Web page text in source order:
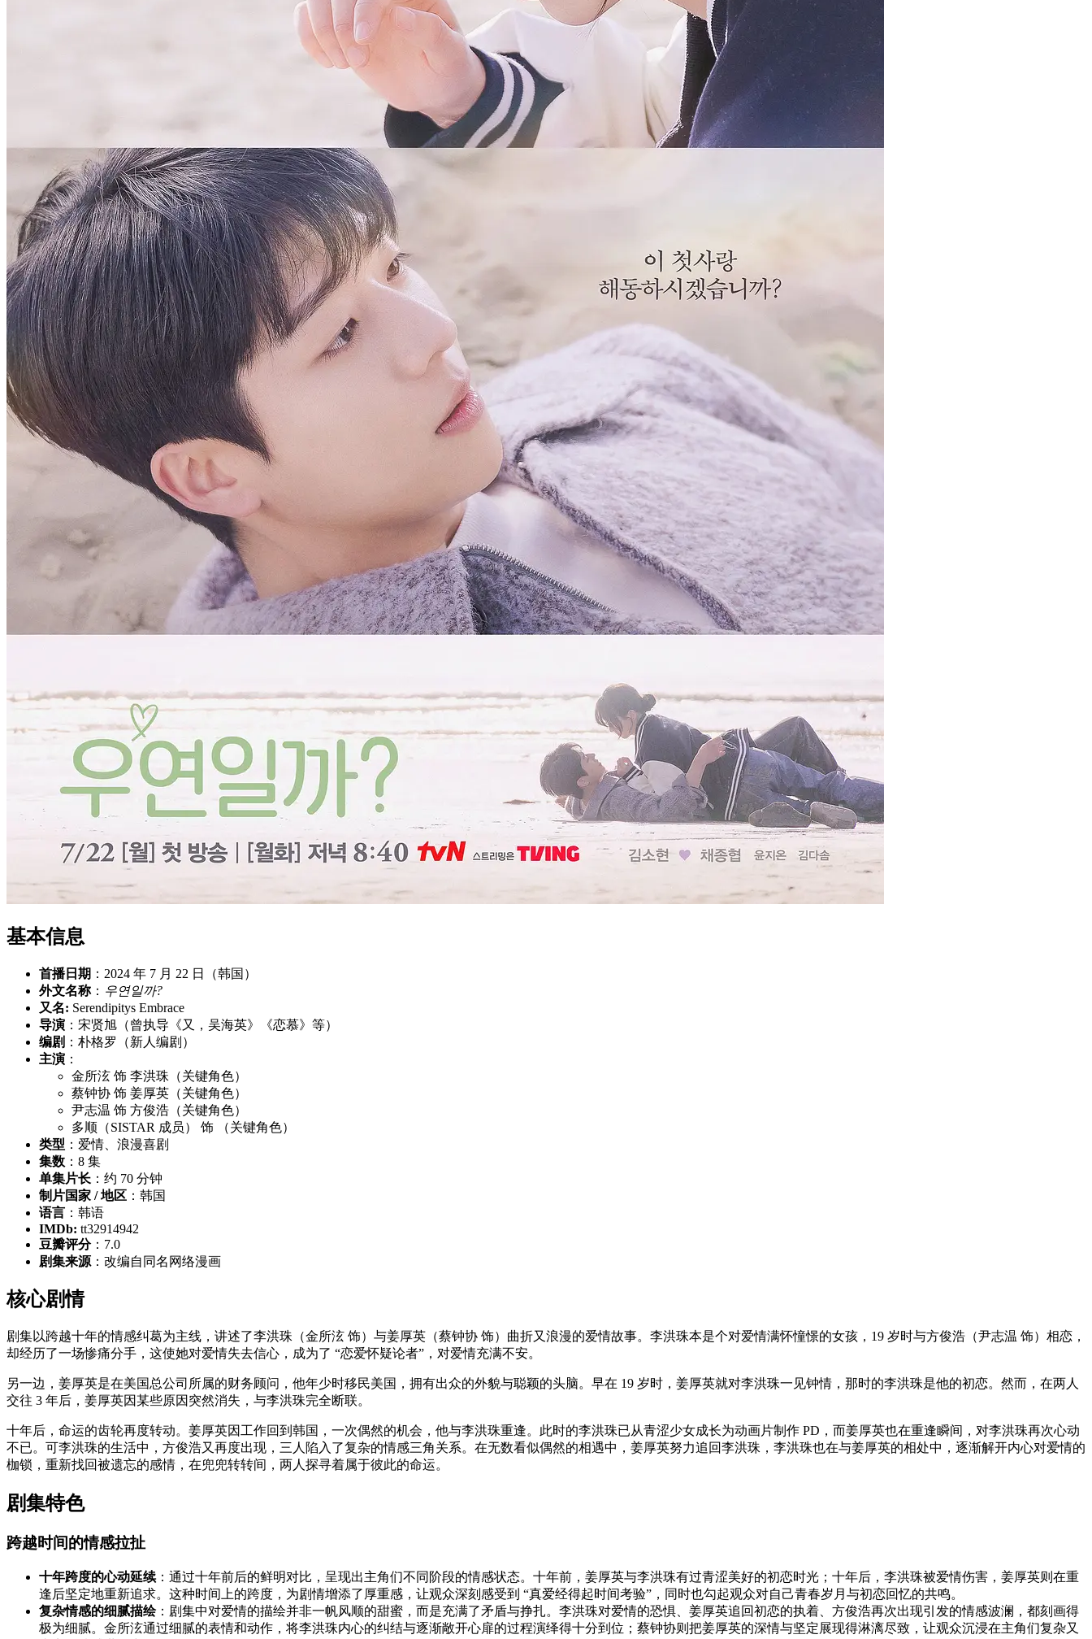
基本信息
首播日期 ：2024 年 7 月 22 日（韩国）
外文名称： 우연일까?
又名: Serendipitys Embrace
导演 ：宋贤旭（曾执导《又，吴海英》《恋慕》等）
编剧 ：朴格罗（新人编剧）
主演 ：
金所泫 饰 李洪珠（关键角色）
蔡钟协 饰 姜厚英（关键角色）
尹志温 饰 方俊浩（关键角色）
多顺（SISTAR 成员） 饰 （关键角色）
类型 ：爱情、浪漫喜剧
集数 ：8 集
单集片长 ：约 70 分钟
制片国家 / 地区 ：韩国
语言 ：韩语
IMDb: tt32914942
豆瓣评分：7.0
剧集来源 ：改编自同名网络漫画
核心剧情
剧集以跨越十年的情感纠葛为主线，讲述了李洪珠（金所泫 饰）与姜厚英（蔡钟协 饰）曲折又浪漫的爱情故事。李洪珠本是个对爱情满怀憧憬的女孩，19 岁时与方俊浩（尹志温 饰）相恋，
却经历了一场惨痛分手，这使她对爱情失去信心，成为了 “恋爱怀疑论者”，对爱情充满不安。
另一边，姜厚英是在美国总公司所属的财务顾问，他年少时移民美国，拥有出众的外貌与聪颖的头脑。早在 19 岁时，姜厚英就对李洪珠一见钟情，那时的李洪珠是他的初恋。然而，在两人
交往 3 年后，姜厚英因某些原因突然消失，与李洪珠完全断联。
十年后，命运的齿轮再度转动。姜厚英因工作回到韩国，一次偶然的机会，他与李洪珠重逢。此时的李洪珠已从青涩少女成长为动画片制作 PD，而姜厚英也在重逢瞬间，对李洪珠再次心动
不已。可李洪珠的生活中，方俊浩又再度出现，三人陷入了复杂的情感三角关系。在无数看似偶然的相遇中，姜厚英努力追回李洪珠，李洪珠也在与姜厚英的相处中，逐渐解开内心对爱情的
枷锁，重新找回被遗忘的感情，在兜兜转转间，两人探寻着属于彼此的命运。
剧集特色
跨越时间的情感拉扯
十年跨度的心动延续：通过十年前后的鲜明对比，呈现出主角们不同阶段的情感状态。十年前，姜厚英与李洪珠有过青涩美好的初恋时光；十年后，李洪珠被爱情伤害，姜厚英则在重
逢后坚定地重新追求。这种时间上的跨度，为剧情增添了厚重感，让观众深刻感受到 “真爱经得起时间考验”，同时也勾起观众对自己青春岁月与初恋回忆的共鸣。
复杂情感的细腻描绘 ：剧集中对爱情的描绘并非一帆风顺的甜蜜，而是充满了矛盾与挣扎。李洪珠对爱情的恐惧、姜厚英追回初恋的执着、方俊浩再次出现引发的情感波澜，都刻画得
极为细腻。金所泫通过细腻的表情和动作，将李洪珠内心的纠结与逐渐敞开心扉的过程演绎得十分到位；蔡钟协则把姜厚英的深情与坚定展现得淋漓尽致，让观众沉浸在主角们复杂又